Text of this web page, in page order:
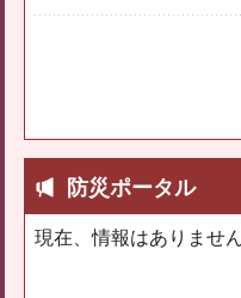
防災ポータル
現在、情報はありません